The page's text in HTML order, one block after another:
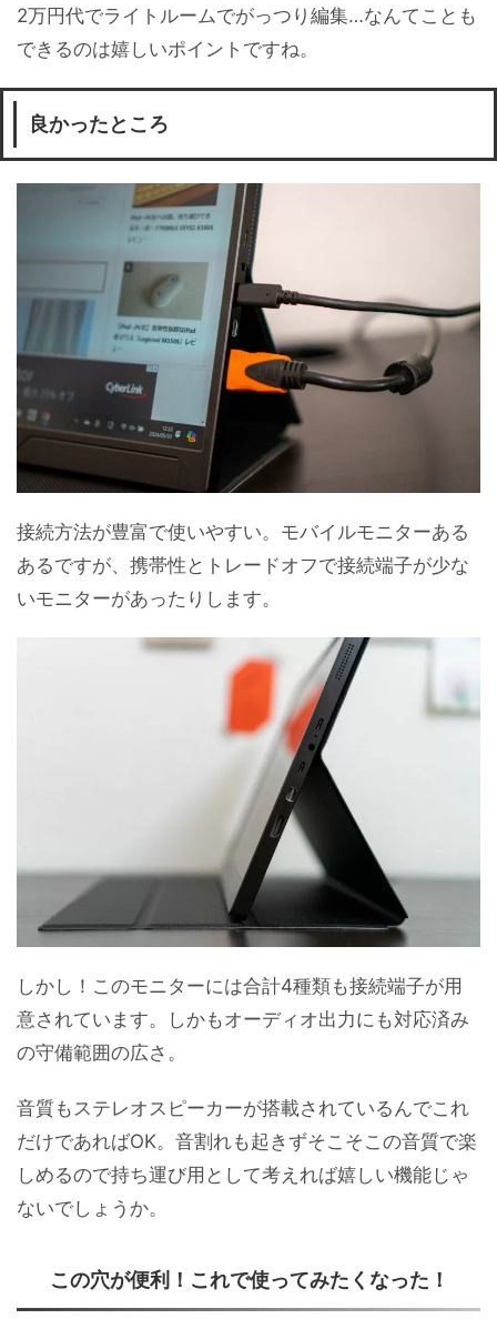
2万円代でライトルームでがっつり編集…なんてことも
できるのは嬉しいポイントですね。
良かったところ
接続方法が豊富で使いやすい。モバイルモニターある
あるですが、携帯性とトレードオフで接続端子が少な
いモニターがあったりします。
しかし！このモニターには合計4種類も接続端子が用
意されています。しかもオーディオ出力にも対応済み
の守備範囲の広さ。
音質もステレオスピーカーが搭載されているんでこれ
だけであればOK。音割れも起きずそこそこの音質で楽
しめるので持ち運び用として考えれば嬉しい機能じゃ
ないでしょうか。
この穴が便利！これで使ってみたくなった！